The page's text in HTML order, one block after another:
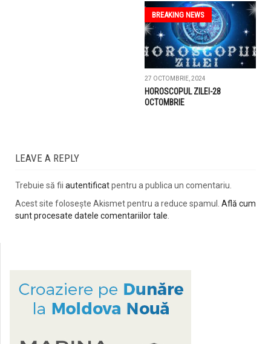
BREAKING NEWS
27 OCTOMBRIE, 2024
HOROSCOPUL ZILEI-28
OCTOMBRIE
LEAVE A REPLY
Trebuie să fii autentificatpentru a publica un comentariu.
Acest site folosește Akismet pentru a reduce spamul. Află cum
sunt procesate datele comentariilor tale.